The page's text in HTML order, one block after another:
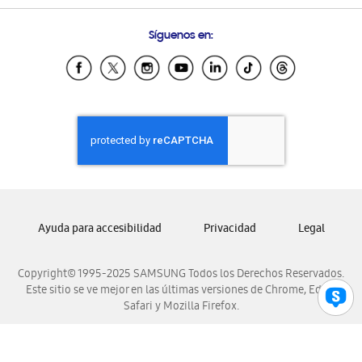
Samsung Ecuador
Samsung El Salvador
Samsung Honduras
Samsung Nicaragua
Samsung Panamá
Samsung Venezuela
Síguenos en:
Copyright© 1995-2025 SAMSUNG Todos los Derechos Reservados.
Este sitio se ve mejor en las últimas versiones de Chrome, Edge,
Safari y Mozilla Firefox.
Ayuda para accesibilidad Privacidad Legal